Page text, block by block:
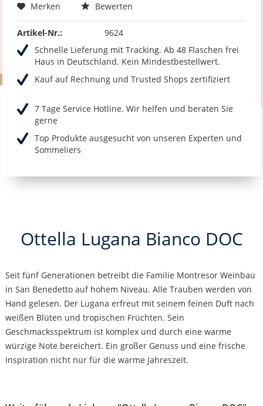
Merken Bewerten
Artikel-Nr.:
9624
Schnelle Lieferung mit Tracking. Ab 48 Flaschen frei
Haus in Deutschland. Kein Mindestbestellwert.
Kauf auf Rechnung und Trusted Shops zertifiziert
7 Tage Service Hotline. Wir helfen und beraten Sie
gerne
Top Produkte ausgesucht von unseren Experten und
Sommeliers
Ottella Lugana Bianco DOC
Seit fünf Generationen betreibt die Familie Montresor Weinbau
in San Benedetto auf hohem Niveau. Alle Trauben werden von
Hand gelesen. Der Lugana erfreut mit seinem feinen Duft nach
weißen Blüten und tropischen Früchten. Sein
Geschmacksspektrum ist komplex und durch eine warme
würzige Note bereichert. Ein großer Genuss und eine frische
Inspiration nicht nur für die warme Jahreszeit.